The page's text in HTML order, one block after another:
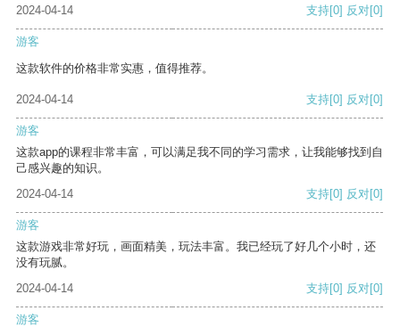
2024-04-14
支持[0] 反对[0]
游客
这款软件的价格非常实惠，值得推荐。
2024-04-14 支持[0] 反对[0]
游客
这款app的课程非常丰富，可以满足我不同的学习需求，让我能够找到自
己感兴趣的知识。
2024-04-14
支持[0] 反对[0]
游客
这款游戏非常好玩，画面精美，玩法丰富。我已经玩了好几个小时，还
没有玩腻。
2024-04-14
支持[0] 反对[0]
游客